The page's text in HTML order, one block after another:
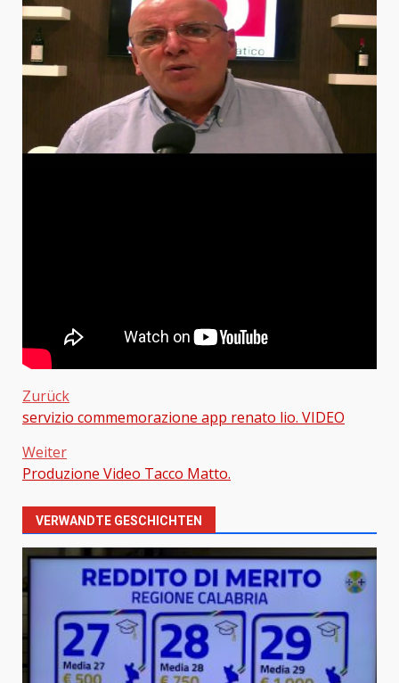
Beitragsnavigation
Zurück
servizio commemorazione app renato lio. VIDEO
Weiter
Produzione Video Tacco Matto.
VERWANDTE GESCHICHTEN